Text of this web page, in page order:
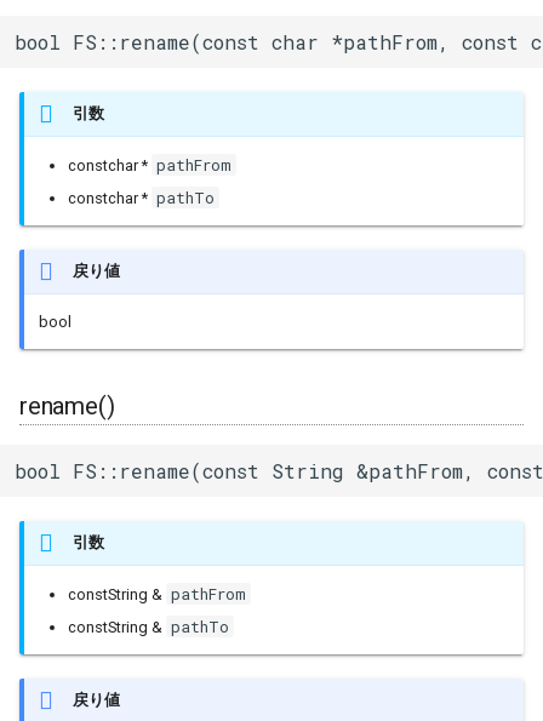
bool FS::rename(const char *pathFrom, const
引数
constchar * pathFrom
constchar * pathTo
戻り値
bool
rename()
bool FS::rename(const String &pathFrom,
引数
constString & pathFrom
constString & pathTo
戻り値